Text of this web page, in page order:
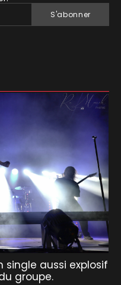
S'abonner
single aussi explosif
groupe.